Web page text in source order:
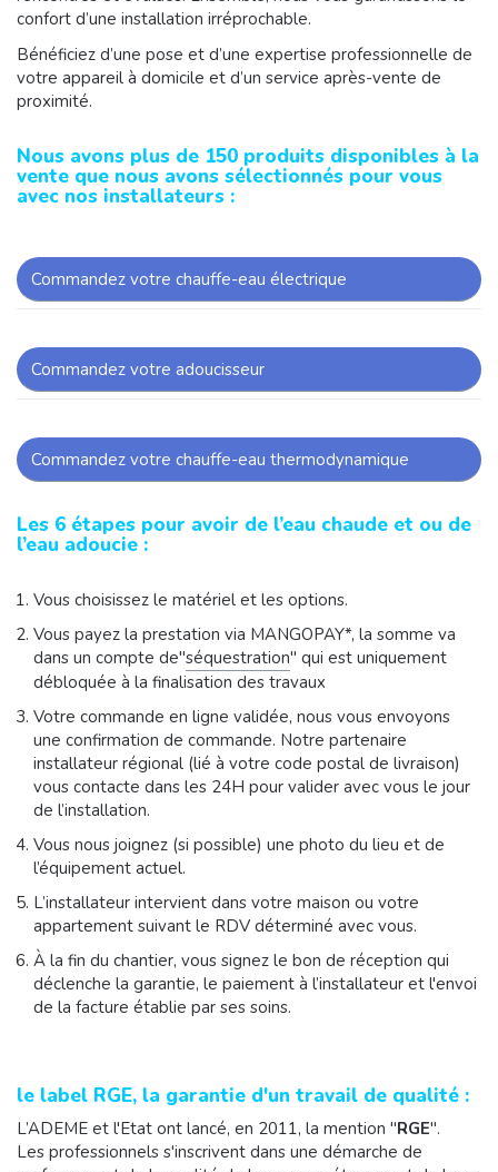
confort d’une installation irréprochable.
Bénéficiez d’une pose et d’une expertise professionnelle de
votre appareil à domicile et d’un service après-vente de
proximité.
Nous avons plus de 150 produits disponibles à la
vente que nous avons sélectionnés pour vous
avec nos installateurs :
Commandez votre chauffe-eau électrique
Commandez votre adoucisseur
Commandez votre chauffe-eau thermodynamique
Les 6 étapes pour avoir de l’eau chaude et ou de
l’eau adoucie :
Vous choisissez le matériel et les options.
Vous payez la prestation via MANGOPAY*, la somme va
dans un compte de"séquestration" qui est uniquement
débloquée à la finalisation des travaux
Votre commande en ligne validée, nous vous envoyons
une confirmation de commande. Notre partenaire
installateur régional (lié à votre code postal de livraison)
vous contacte dans les 24H pour valider avec vous le jour
de l’installation.
Vous nous joignez (si possible) une photo du lieu et de
l’équipement actuel.
L’installateur intervient dans votre maison ou votre
appartement suivant le RDV déterminé avec vous.
À la fin du chantier, vous signez le bon de réception qui
déclenche la garantie, le paiement à l’installateur et l'envoi
de la facture établie par ses soins.
le label RGE, la garantie d'un travail de qualité :
L’ADEME et l'Etat ont lancé, en 2011, la mention "RGE".
Les professionnels s'inscrivent dans une démarche de